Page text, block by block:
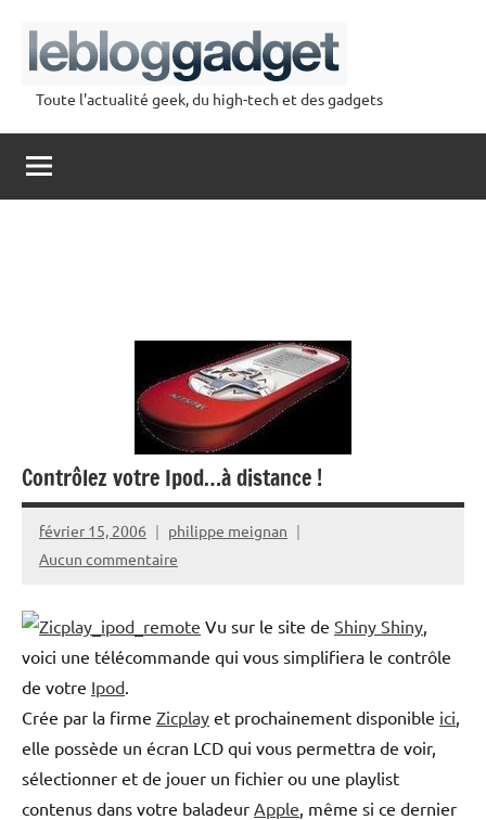
contenu
lebloggadget
Toute l'actualité geek, du high-tech et des gadgets
Contrôlez votre Ipod…à distance !
février 15, 2006
philippe meignan
Aucun commentaire
Vu sur le site de Shiny Shiny
voici une télécommande qui vous simplifiera le contrôle
de votre Ipod
Crée par la firme Zicplay et prochainement disponible ici
elle possède un écran LCD qui vous permettra de voir,
sélectionner et de jouer un fichier ou une playlist
contenus dans votre baladeur Apple , même si ce dernier